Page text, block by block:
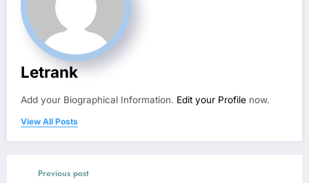
Letrank
Add your Biographical Information. Edit your Profile now.
View All Posts
Previous post